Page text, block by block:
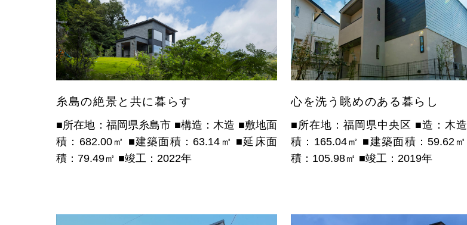
糸島の絶景と共に暮らす
■所在地：福岡県糸島市 ■構造：木造 ■敷地面
積：682.00㎡ ■建築面積：63.14㎡ ■延床面
積：79.49㎡ ■竣工：2022年
心を洗う眺めのある暮らし
■所在地：福岡県中央区 ■造：木造
積：165.04㎡ ■建築面積：59.62㎡
積：105.98㎡ ■竣工：2019年